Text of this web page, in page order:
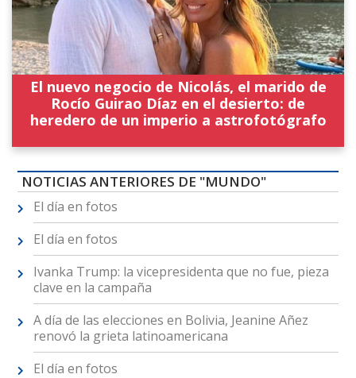
El nuevo negocio de Nicolás, el marido de
Rocío Guirao Díaz en el desierto: de
heredero de un imperio a astrofotógrafo
NOTICIAS ANTERIORES DE "MUNDO"
El día en fotos
El día en fotos
Ivanka Trump: la vicepresidenta que no fue, pieza
clave en la campaña
A día de las elecciones en Bolivia, Jeanine Añez
renovó la grieta latinoamericana
El día en fotos